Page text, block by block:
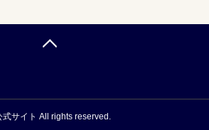
サイト All rights reserved.